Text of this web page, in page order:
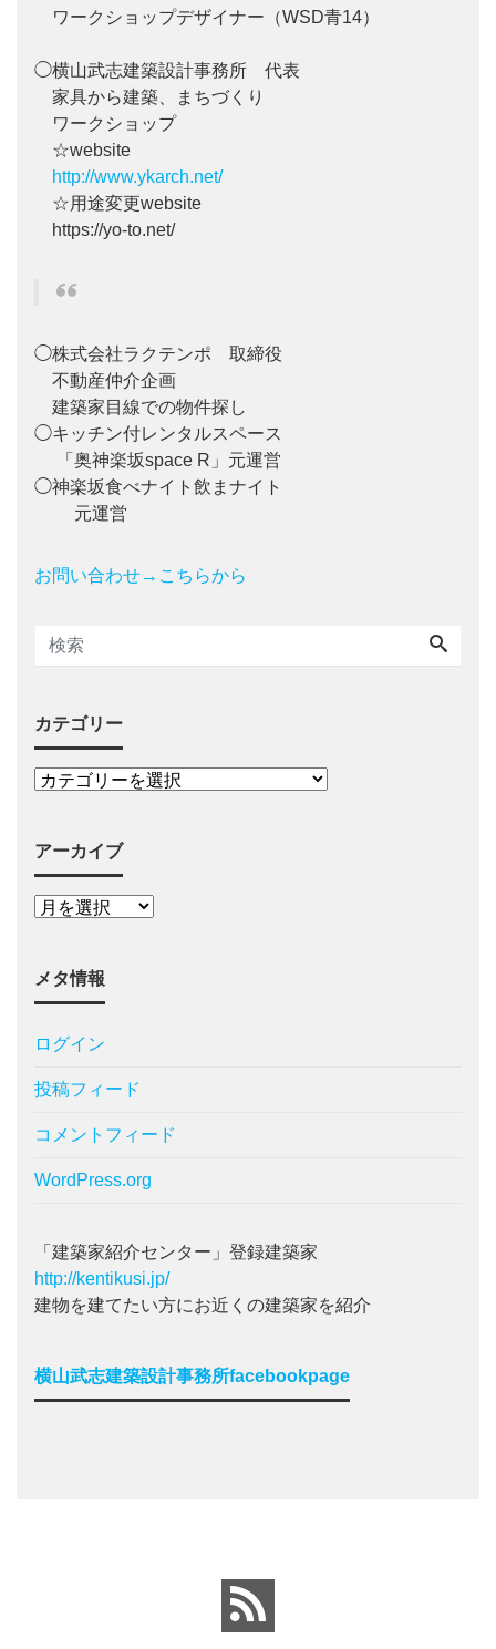
ワークショップデザイナー（WSD青14）
◯横山武志建築設計事務所 代表
家具から建築、まちづくり
ワークショップ
☆website
http://www.ykarch.net/
☆用途変更website
https://yo-to.net/
◯株式会社ラクテンポ 取締役
不動産仲介企画
建築家目線での物件探し
◯キッチン付レンタルスペース
「奥神楽坂space R」元運営
◯神楽坂食べナイト飲まナイト
元運営
お問い合わせ→こちらから
カテゴリー
アーカイブ
メタ情報
ログイン
投稿フィード
コメントフィード
WordPress.org
「建築家紹介センター」登録建築家
http://kentikusi.jp/
建物を建てたい方にお近くの建築家を紹介
横山武志建築設計事務所facebookpage